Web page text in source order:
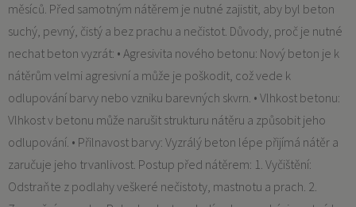
měsíců. Před samotným nátěrem je nutné zajistit, aby byl beton
suchý, pevný, čistý a bez prachu a nečistot. Důvody, proč je nutné
nechat beton vyzrát: • Agresivita nového betonu: Nový beton je k
nátěrům velmi agresivní a může je poškodit, což vede k
odlupování barvy nebo vzniku barevných skvrn. • Vlhkost betonu:
Vlhkost v betonu může narušit strukturu nátěru a způsobit jeho
odlupování. • Přilnavost barvy: Vyzrálý beton lépe přijímá nátěr a
zaručuje jeho trvanlivost. Postup před nátěrem: 1. Vyčištění:
Odstraňte z podlahy veškeré nečistoty, mastnotu a prach. 2.